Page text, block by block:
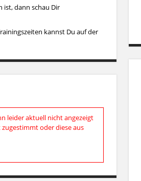
ist, dann schau Dir
kannst Du auf der
leider aktuell nicht angezeigt
oder diese aus